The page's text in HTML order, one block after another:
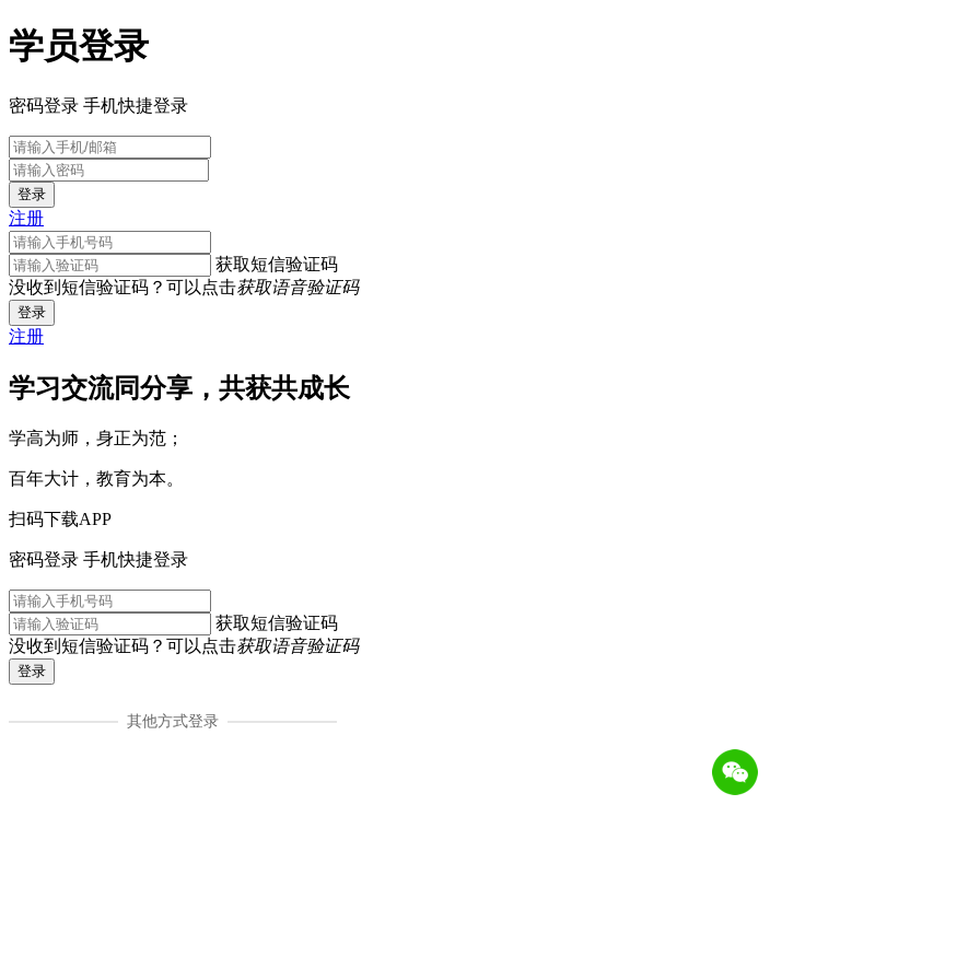
学员登录
密码登录 手机快捷登录
登录
注册
获取短信验证码
没收到短信验证码？可以点击获取语音验证码
登录
注册
学习交流同分享，共获共成长
学高为师，身正为范；
百年大计，教育为本。
扫码下载APP
密码登录 手机快捷登录
获取短信验证码
没收到短信验证码？可以点击获取语音验证码
登录
其他方式登录